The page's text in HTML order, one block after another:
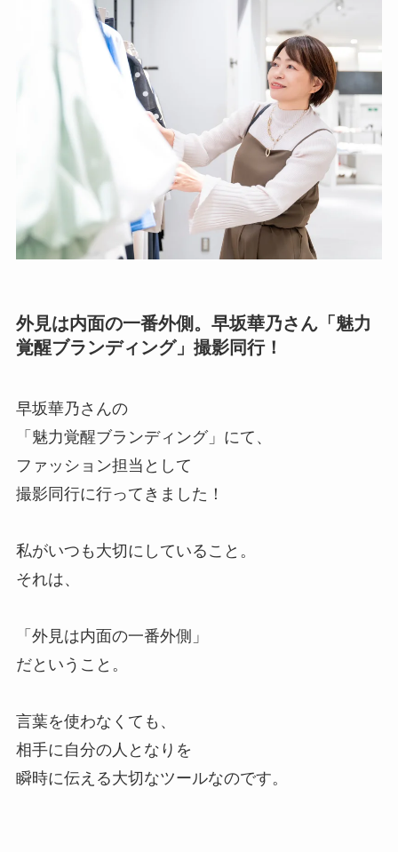
外見は内面の一番外側。早坂華乃さん「魅力
覚醒ブランディング」撮影同行！
早坂華乃さんの
「魅力覚醒ブランディング」にて、
ファッション担当として
撮影同行に行ってきました！
私がいつも大切にしていること。
それは、
「外見は内面の一番外側」
だということ。
言葉を使わなくても、
相手に自分の人となりを
瞬時に伝える大切なツールなのです。